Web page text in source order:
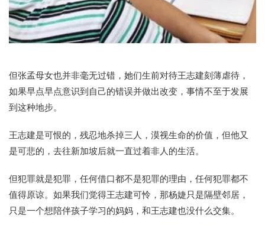
但张孟母女也并非毫无过错，她们生前对待王志建刻薄虐待，
如果早点早点意识到自己的错误并做出改变，事情不至于发展
到这种地步。
王志建是可恨的，残忍地杀掉三人，漠视生命的价值，但他又
是可悲的，去往新加坡后就一直过着非人的生活。
但犯罪就是犯罪，任何借口都不是犯罪的理由，任何犯罪都不
值得原谅。如果我们觉得王志建可怜，那杨婕只是隔壁邻居，
只是一个想陪伴孩子学习的妈妈，和王志建也没什么交集。